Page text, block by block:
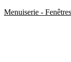
Menuiserie -